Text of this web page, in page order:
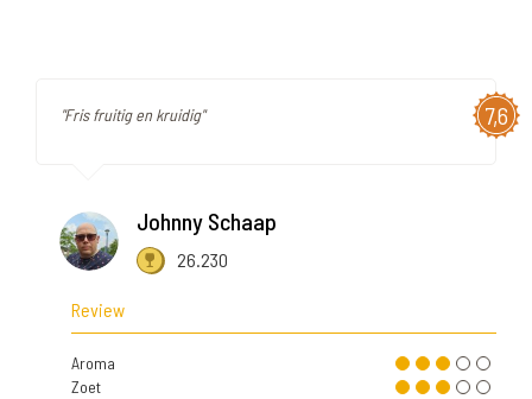
7,6
"Fris fruitig en kruidig"
Johnny Schaap
26.230
Review
Aroma
Zoet